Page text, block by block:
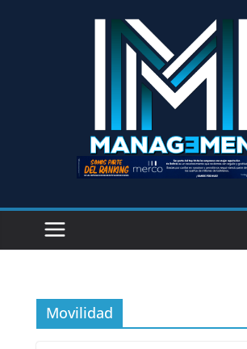
Movilidad